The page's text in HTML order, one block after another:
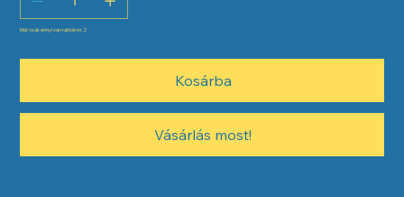
Már csak ennyi van raktáron: 2
Kosárba
Vásárlás most!